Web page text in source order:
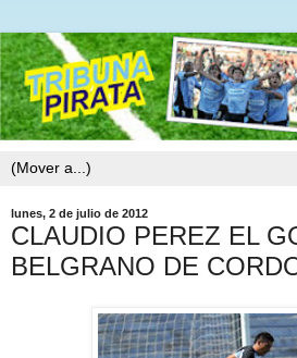
lunes, 2 de julio de 2012
CLAUDIO PEREZ EL
BELGRANO DE